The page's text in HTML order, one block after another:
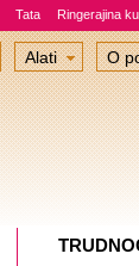
Tata Ringerajina
Alati O